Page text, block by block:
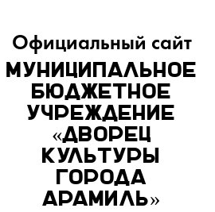
Официальный сайт
Муниципальное
бюджетное
учреждение
«Дворец
культуры
города
Арамиль»